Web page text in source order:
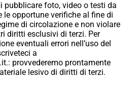
foto, video o testi da
le opportune verifiche al fine di
di circolazione e non violare
diritti esclusivi di terzi. Per
eventuali errori nell’uso del
a
provvederemo prontamente
lesivo di diritti di terzi.